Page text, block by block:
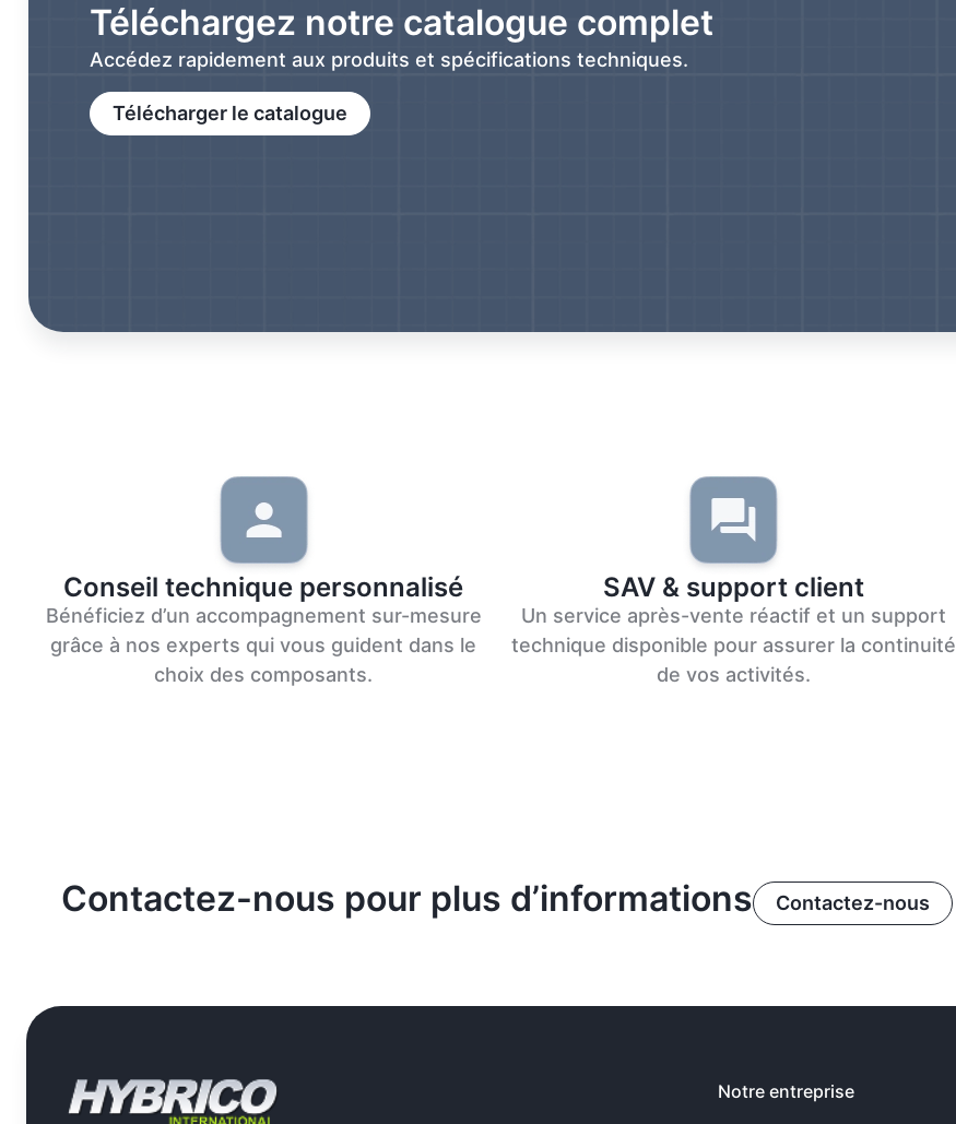
Téléchargez notre catalogue complet
Accédez rapidement aux produits et spécifications techniques.
Télécharger le catalogue
Conseil technique personnalisé
Bénéficiez d’un accompagnement sur-mesure
grâce à nos experts qui vous guident dans le
choix des composants.
SAV & support client
Un service après-vente réactif et un support
technique disponible pour assurer la continuité
de vos activités.
Contactez-nous pour plus d’informations Contactez-nous
Notre entreprise